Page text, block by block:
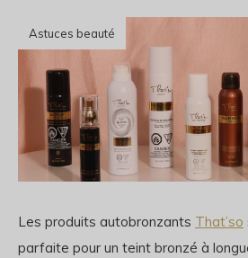
Astuces beauté
Les produits autobronzants That’so
parfaite pour un teint bronzé à